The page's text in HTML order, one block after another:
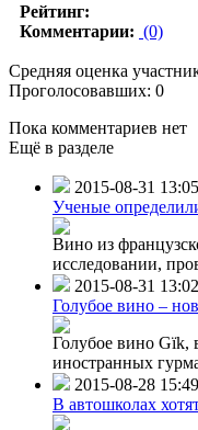
Рейтинг:
Комментарии: (0)
Средняя оценка
Проголосовавших: 0
Пока комментариев нет
Ещё в разделе
2015-08-31 13:05
Ученые
Вино из
исследовании,
2015-08-31 13:02
Голубое вино –
Голубое вино Gïk,
иностранных
2015-08-28 15:49
В автошколах